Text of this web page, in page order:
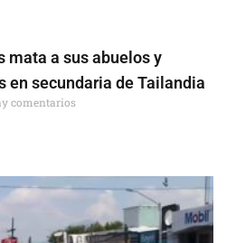
mata a sus abuelos y
en secundaria de Tailandia
comentarios